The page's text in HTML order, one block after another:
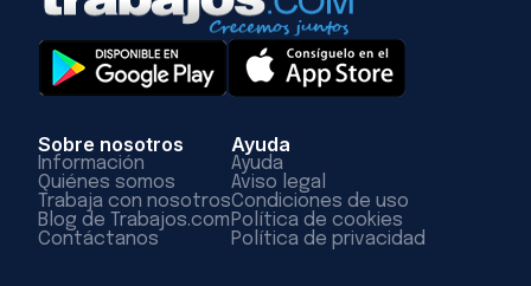
Sobre nosotros
Información
Quiénes somos
Trabaja con nosotros
Blog de Trabajos.com
Contáctanos
Ayuda
Ayuda
Aviso legal
Condiciones de uso
Política de cookies
Política de privacidad